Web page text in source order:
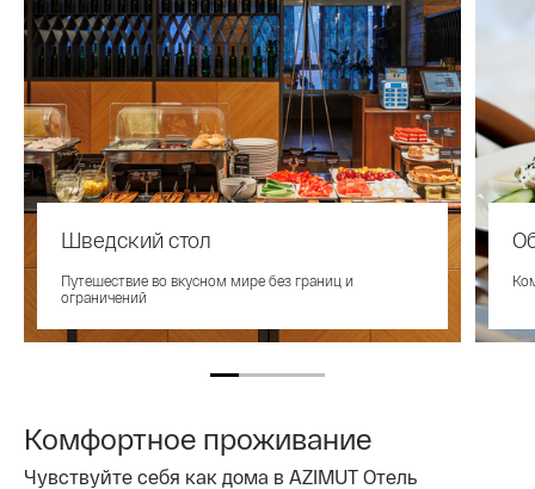
Шведский стол
Путешествие во вкусном мире без границ и
ограничений
Комфортное проживание
Чувствуйте себя как дома в AZIMUT Отель